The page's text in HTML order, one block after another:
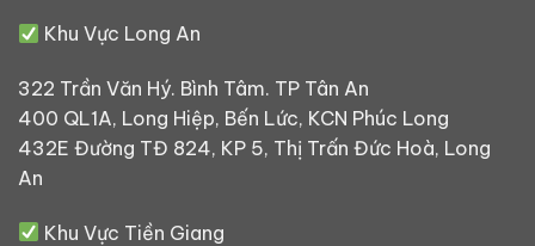
Khu Vực Long An
322 Trần Văn Hý. Bình Tâm. TP Tân An
400 QL1A, Long Hiệp, Bến Lức, KCN Phúc Long
432E Đường TĐ 824, KP 5, Thị Trấn Đức Hoà, Long
An
Khu Vực Tiền Giang